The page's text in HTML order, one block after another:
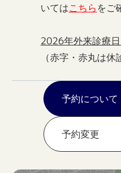
いてはこちらをご
2026年外来診療
（赤字・赤丸は休
予約について
予約変更